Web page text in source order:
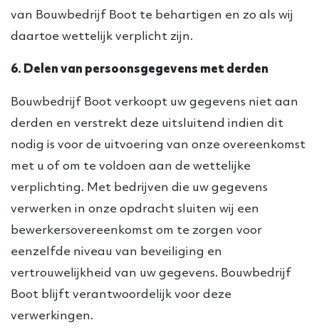
van Bouwbedrijf Boot te behartigen en zo als wij
daartoe wettelijk verplicht zijn.
6. Delen van persoonsgegevens met derden
Bouwbedrijf Boot verkoopt uw gegevens niet aan
derden en verstrekt deze uitsluitend indien dit
nodig is voor de uitvoering van onze overeenkomst
met u of om te voldoen aan de wettelijke
verplichting. Met bedrijven die uw gegevens
verwerken in onze opdracht sluiten wij een
bewerkersovereenkomst om te zorgen voor
eenzelfde niveau van beveiliging en
vertrouwelijkheid van uw gegevens. Bouwbedrijf
Boot blijft verantwoordelijk voor deze
verwerkingen.